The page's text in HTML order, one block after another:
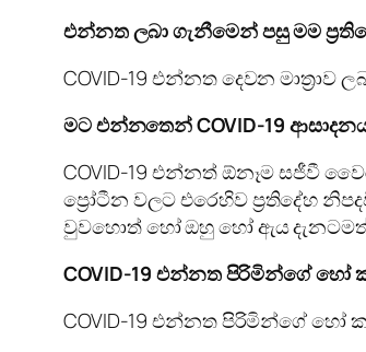
එන්නත ලබා ගැනීමෙන් පසු මම
COVID-19 එන්නත දෙවන
මට එන්නතෙන් COVID-19
COVID-19 එන්නත් ඕනෑම සජීවී
ප්‍රෝටීන වලට එරෙහිව ප්‍රතිදේහ
වුවහොත් හෝ ඔහු හෝ ඇය
COVID-19 එන්නත පිරිමින්ගේ හෝ
COVID-19 එන්නත පිරිමින්ගේ හෝ